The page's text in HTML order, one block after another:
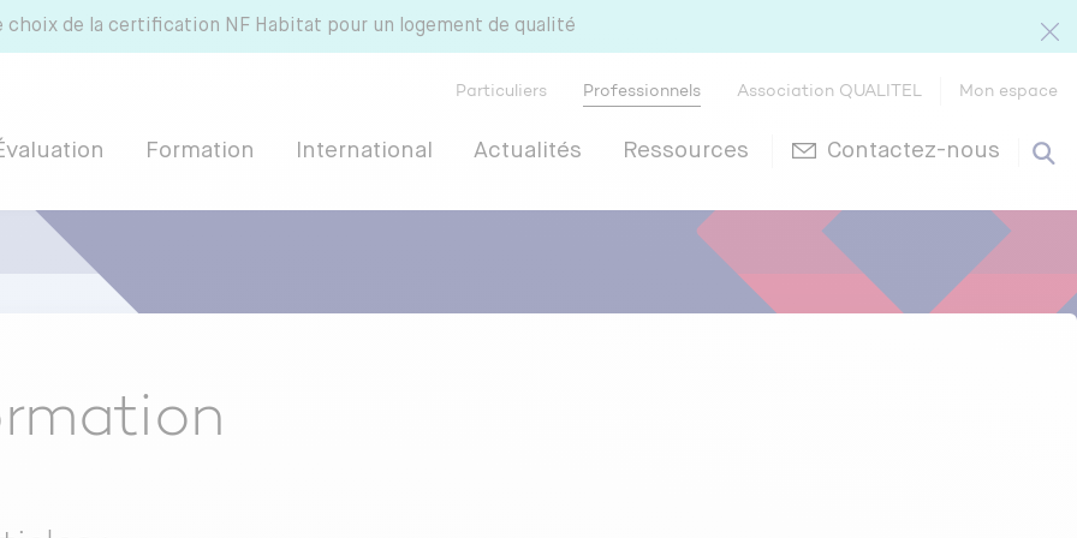
choix de la certification NF Habitat pour un logement de qualité
Particuliers Professionnels Association QUALITEL Mon espace
Formation International Actualités Ressources Contactez-nous